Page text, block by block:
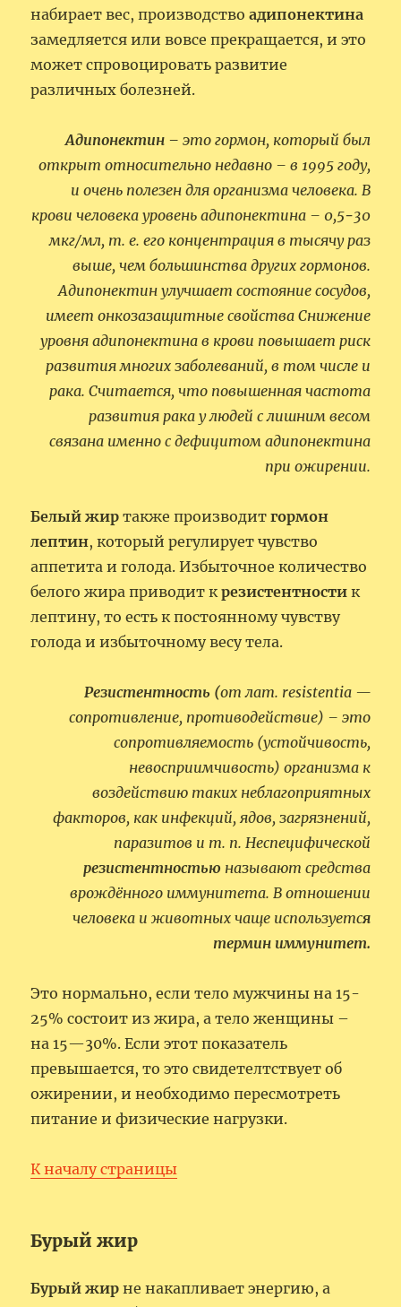
набирает вес, производствоадипонектина
замедляется или вовсе прекращается, и это
может спровоцировать развитие
различных болезней.
Адипонектин – это гормон, который был
открыт относительно недавно – в 1995 году,
и очень полезен для организма человека. В
крови человека уровень адипонектина – 0,5−30
мкг/мл, т. е. его концентрация в тысячу раз
выше, чем большинства других гормонов.
Адипонектин улучшает состояние сосудов,
имеет онкозазащитные свойства Снижение
уровня адипонектина в крови повышает риск
развития многих заболеваний, в том числе и
рака. Считается, что повышенная частота
развития рака у людей с лишним весом
связана именно с дефицитом адипонектина
при ожирении.
Белый жир также производитгормон
лептин, который регулирует чувство
аппетита и голода. Избыточное количество
белого жира приводит крезистентности к
лептину, то есть к постоянному чувству
голода и избыточному весу тела.
Резистентность (от лат. resistentia —
сопротивление, противодействие) – это
сопротивляемость (устойчивость,
невосприимчивость) организма к
воздействию таких неблагоприятных
факторов, как инфекций, ядов, загрязнений,
паразитов и т. п. Неспецифической
резистентностью называют средства
врождённого иммунитета. В отношении
человека и животных чаще используется
термин иммунитет.
Это нормально, если тело мужчины на 15-
25% состоит из жира, а тело женщины –
на 15—30%. Если этот показатель
превышается, то это свидетелтствует об
ожирении, и необходимо пересмотреть
питание и физические нагрузки.
К началу страницы
Бурый жир
Бурый жир не накапливает энергию, а